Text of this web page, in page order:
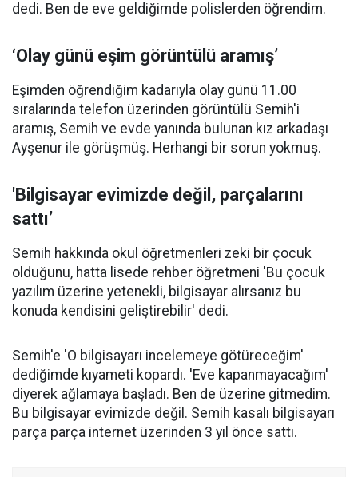
dedi. Ben de eve geldiğimde polislerden öğrendim.
‘Olay günü eşim görüntülü aramış’
Eşimden öğrendiğim kadarıyla olay günü 11.00
sıralarında telefon üzerinden görüntülü Semih'i
aramış, Semih ve evde yanında bulunan kız arkadaşı
Ayşenur ile görüşmüş. Herhangi bir sorun yokmuş.
'Bilgisayar evimizde değil, parçalarını
sattı’
Semih hakkında okul öğretmenleri zeki bir çocuk
olduğunu, hatta lisede rehber öğretmeni 'Bu çocuk
yazılım üzerine yetenekli, bilgisayar alırsanız bu
konuda kendisini geliştirebilir' dedi.
Semih'e 'O bilgisayarı incelemeye götüreceğim'
dediğimde kıyameti kopardı. 'Eve kapanmayacağım'
diyerek ağlamaya başladı. Ben de üzerine gitmedim.
Bu bilgisayar evimizde değil. Semih kasalı bilgisayarı
parça parça internet üzerinden 3 yıl önce sattı.